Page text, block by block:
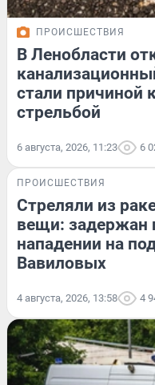
ПРОИСШЕСТВИЯ
В Ленобласти
стали причиной
стрельбой
6 августа, 2026, 11:23 6
ПРОИСШЕСТВИЯ
Стреляли из
вещи: задержан
нападении на
Вавиловых
4 августа, 2026, 13:58 4